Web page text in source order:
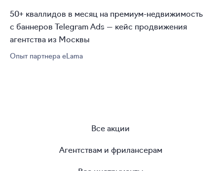
50+ кваллидов в месяц на премиум-недвижимость
с баннеров Telegram Ads — кейс продвижения
агентства из Москвы
Опыт партнера eLama
Все акции
Агентствам и фрилансерам